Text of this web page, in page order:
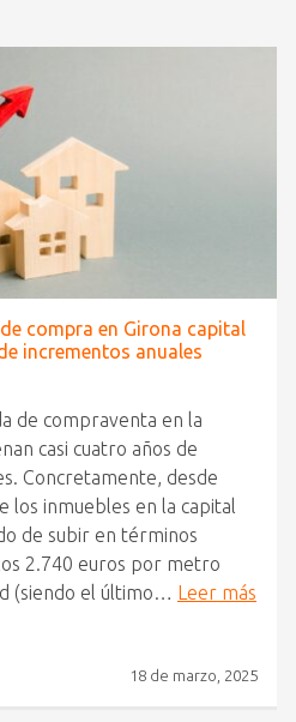
compra en Girona capital
incrementos anuales
de compraventa en la
casi cuatro años de
Concretamente, desde
los inmuebles en la capital
de subir en términos
2.740 euros por metro
(siendo el último… Leer más
18 de marzo, 2025